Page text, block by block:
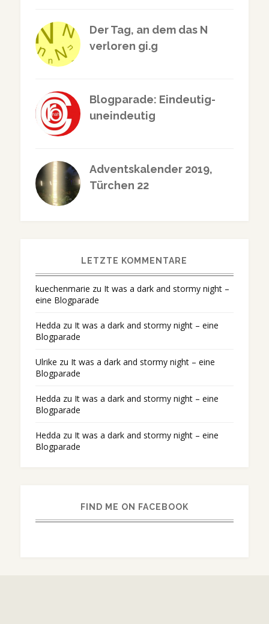
Der Tag, an dem das N
verloren gi.g
Blogparade: Eindeutig-
uneindeutig
Adventskalender 2019,
Türchen 22
LETZTE KOMMENTARE
kuechenmarie zu It was a dark and stormy night –
eine Blogparade
Hedda zu It was a dark and stormy night – eine
Blogparade
Ulrike zu It was a dark and stormy night – eine
Blogparade
Hedda zu It was a dark and stormy night – eine
Blogparade
Hedda zu It was a dark and stormy night – eine
Blogparade
FIND ME ON FACEBOOK